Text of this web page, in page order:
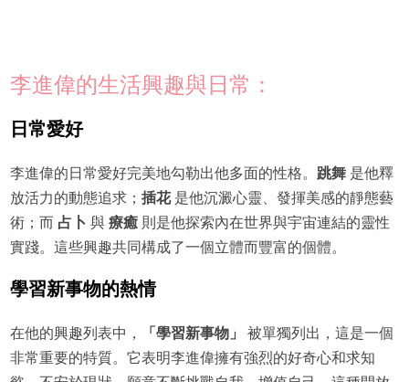
李進偉的生活興趣與日常：
日常愛好
李進偉的日常愛好完美地勾勒出他多面的性格。 跳舞是他釋
放活力的動態追求； 插花是他沉澱心靈、發揮美感的靜態藝
術；而 占卜 與 療癒則是​​他探索內在世界與宇宙連結的靈性
實踐。這些興趣共同構成了一個立體而豐富的個體。
學習新事物的熱情
在他的興趣列表中， 「學習新事物」
被單獨列出，這是一個
非常重要的特質。它表明李進偉擁有強烈的好奇心和求知